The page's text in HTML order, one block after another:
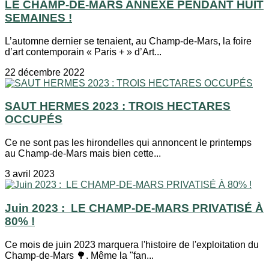
LE CHAMP-DE-MARS ANNEXÉ PENDANT HUIT
SEMAINES !
L’automne dernier se tenaient, au Champ-de-Mars, la foire
d’art contemporain « Paris + » d’Art...
22 décembre 2022
SAUT HERMES 2023 : TROIS HECTARES
OCCUPÉS
Ce ne sont pas les hirondelles qui annoncent le printemps
au Champ-de-Mars mais bien cette...
3 avril 2023
Juin 2023 : LE CHAMP-DE-MARS PRIVATISÉ À
80% !
Ce mois de juin 2023 marquera l'histoire de l'exploitation du
Champ-de-Mars 🌳. Même la "fan...